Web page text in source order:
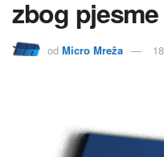
zbog pjesme
od Micro Mreža